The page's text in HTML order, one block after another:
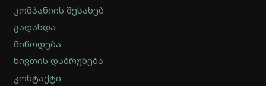
-
Version
2.0.12
Author:
Atakan
კომპანიის შესახებ
გადახდა
მიწოდება
ნივთის დაბრუნება
კონტაქტი